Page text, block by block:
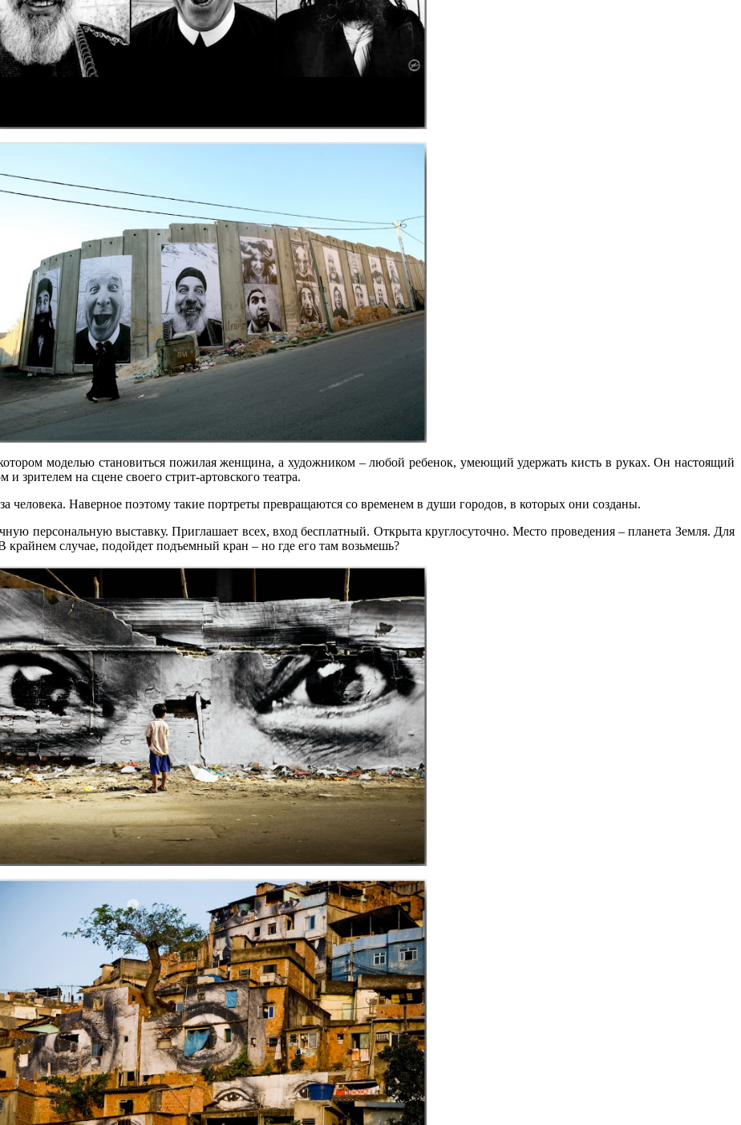
моделью становиться пожилая женщина, а художником – любой ребенок, умеющий удержать кисть в руках. Он настоящий
зрителем на сцене своего стрит-артовского театра.
человека. Наверное поэтому такие портреты превращаются со временем в души городов, в которых они созданы.
персональную выставку. Приглашает всех, вход бесплатный. Открыта круглосуточно. Место проведения – планета Земля. Для
случае, подойдет подъемный кран – но где его там возьмешь?